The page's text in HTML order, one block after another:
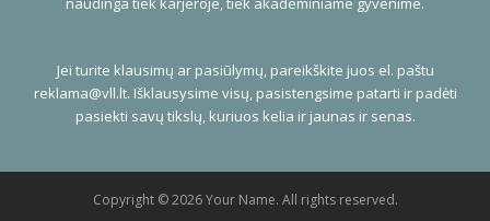
Jei turite klausimų ar pasiūlymų, pareikškite juos el. paštu
reklama@vll.lt. Išklausysime visų, pasistengsime patarti ir padėti
pasiekti savų tikslų, kuriuos kelia ir jaunas ir senas.
Copyright © 2026 Your Name. All rights reserved.